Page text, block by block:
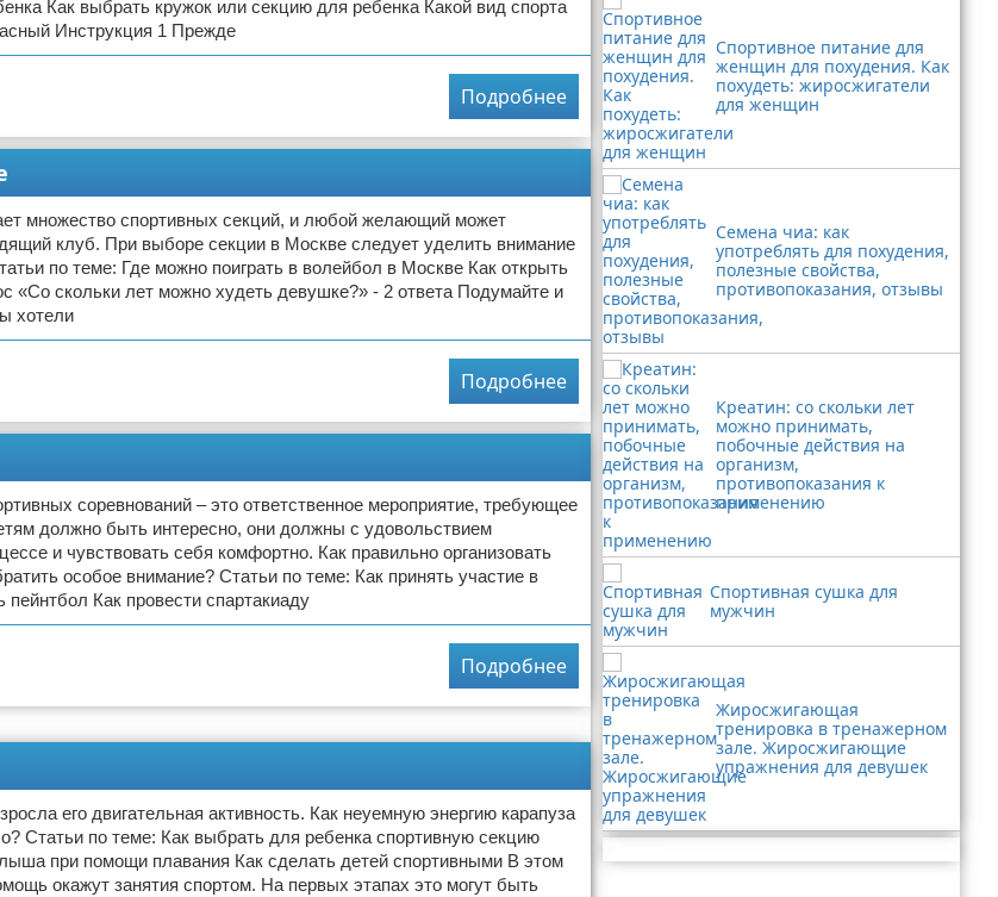
Как выбрать кружок или секцию для ребенка Какой вид спорта
Инструкция 1 Прежде
Подробнее
множество спортивных секций, и любой желающий может
клуб. При выборе секции в Москве следует уделить внимание
по теме: Где можно поиграть в волейбол в Москве Как открыть
«Со скольки лет можно худеть девушке?» - 2 ответа Подумайте и
хотели
Подробнее
соревнований – это ответственное мероприятие, требующее
должно быть интересно, они должны с удовольствием
и чувствовать себя комфортно. Как правильно организовать
особое внимание? Статьи по теме: Как принять участие в
пейнтбол Как провести спартакиаду
Подробнее
его двигательная активность. Как неуемную энергию карапуза
Статьи по теме: Как выбрать для ребенка спортивную секцию
при помощи плавания Как сделать детей спортивными В этом
окажут занятия спортом. На первых этапах это могут быть
Спортивное питание для
женщин для похудения. Как
похудеть: жиросжигатели
для женщин
Семена чиа: как
употреблять для похудения,
полезные свойства,
противопоказания, отзывы
Креатин: со скольки лет
можно принимать,
побочные действия на
организм,
противопоказания к
применению
Спортивная сушка для
мужчин
Жиросжигающая
тренировка в тренажерном
зале. Жиросжигающие
упражнения для девушек